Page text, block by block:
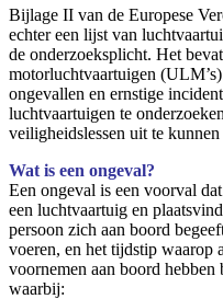
Bijlage II van de Europese
echter een lijst van
de onderzoeksplicht. Het
motorluchtvaartuigen
ongevallen en ernstige
luchtvaartuigen te
veiligheidslessen uit te
Wat is een ongeval?
Een ongeval is een voorval
een luchtvaartuig en
persoon zich aan boord
voeren, en het tijdstip waarop
voornemen aan boord
waarbij: